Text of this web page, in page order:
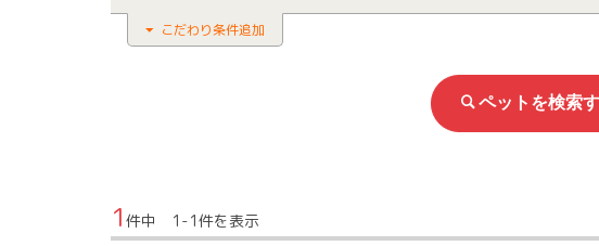
こだわり条件追加
1 件中 1-1件を表示